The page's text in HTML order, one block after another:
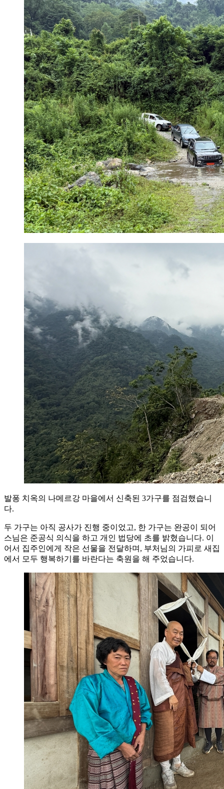
발퐁 치옥의 나메르강 마을에서 신축된 3가구를 점검했습니
다.
두 가구는 아직 공사가 진행 중이었고, 한 가구는 완공이 되어
스님은 준공식 의식을 하고 개인 법당에 초를 밝혔습니다. 이
어서 집주인에게 작은 선물을 전달하며, 부처님의 가피로 새집
에서 모두 행복하기를 바란다는 축원을 해 주었습니다.